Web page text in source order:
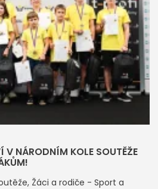
NÁRODNÍM KOLE SOUTĚŽE
Žáci a rodiče - Sport a